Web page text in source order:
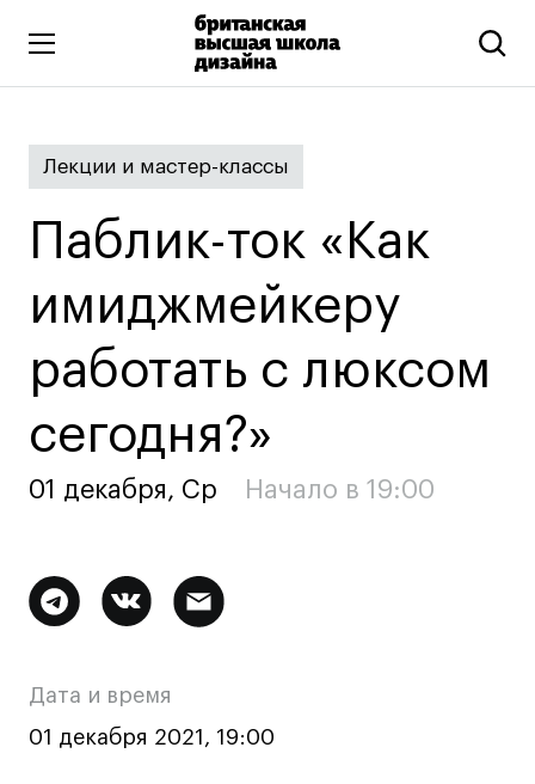
Искусство и дизайн
Бизнес и маркетинг
Дополнительное образование
Коммуникационный и цифровой дизайн
Иллюстрация
Современное искусство
Сценография
Фотография и видео
Дизайн и декорирование интерьера
Бизнес и маркетинг
Лекции и мастер-классы
Паблик-ток «Как
имиджмейкеру
работать с люксом
сегодня?»
01 декабря, Ср Начало в 19:00
Дополнительная
о
мероприятии
Дата и время
01 декабря 2021, 19:00